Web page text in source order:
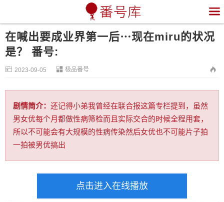

在喊出要成业界第一后⋯现在miru的状况
是？ 番号:
 2023-09-05  极品番号 
剧情简介： 还记得小弟我曾经在联合报这篇专栏提到，虽然
男女优每个月都做性病筛检而且实际交合的时候全程用套，
所以不可能会有大规模的性病传染然后女优也不可能片子拍
一拍被男优搞出
点击进入在线播放